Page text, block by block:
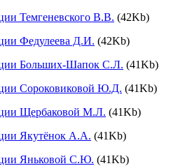
Темгеневского В.В. (42Kb)
Федулеева Д.И. (42Kb)
Больших-Шапок С.Л. (41Kb)
Сороковиковой Ю.Д. (41Kb)
Щербаковой М.Л. (41Kb)
Якутёнок А.А. (41Kb)
Яньковой С.Ю. (41Kb)